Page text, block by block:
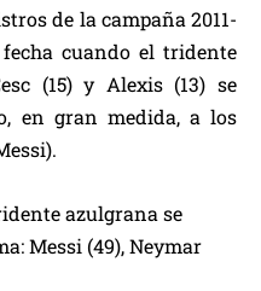
de la campaña 2011-
cuando el tridente
(15) y Alexis (13) se
en gran medida, a los
azulgrana se
Messi (49), Neymar